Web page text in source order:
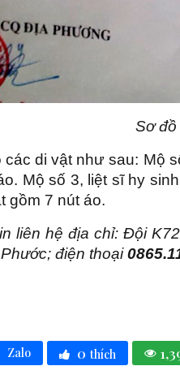
Sơ
các di vật như sau: Mộ
Mộ số 3, liệt sĩ hy
gồm 7 nút áo.
liên hệ địa chỉ: Đội
điện thoại
Zalo 0 thích